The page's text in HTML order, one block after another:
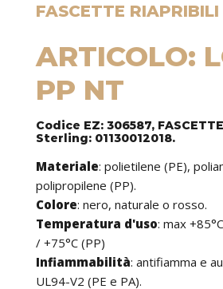
FASCETTE
ARTICOLO:
PP NT
Codice EZ: 306587,
Sterling: 01130012018.
Materiale: polietilene (PE),
polipropilene (PP).
Colore: nero, naturale o rosso.
Temperatura d'uso: max
/ +75°C (PP)
Infiammabilità: antifiamma e
UL94-V2 (PE e PA).